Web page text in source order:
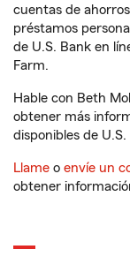
cuentas de
préstamos
de U.S. Bank en
Farm.
Hable con Beth
obtener más
disponibles de U.S.
Llame o envíe un
obtener